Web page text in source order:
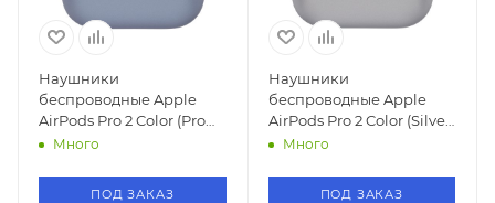
Наушники
беспроводные Apple
AirPods Pro 2 Color (Pro
Blue /Про Синий)
Много
ПОД ЗАКАЗ
Наушники
беспроводные Apple
AirPods Pro 2 Color (Silver/
Сильвер)
Много
ПОД ЗАКАЗ